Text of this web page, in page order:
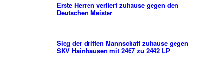
Erste Herren verliert zuhause gegen den
Deutschen Meister
Sieg der dritten Mannschaft zuhause gegen
SKV Hainhausen mit 2467 zu 2442 LP